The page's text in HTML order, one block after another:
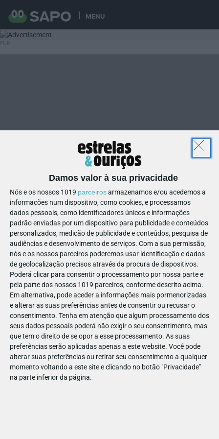
MENU
Damos valor à sua privacidade
Nós e os nossos 1019 parceirosarmazenamos e/ou acedemos a
informações num dispositivo, como cookies, e processamos
dados pessoais, como identificadores únicos e informações
padrão enviadas por um dispositivo para publicidade e conteúdos
personalizados, medição de publicidade e conteúdos, pesquisa de
audiências e desenvolvimento de serviços. Com a sua permissão,
nós e os nossos parceiros poderemos usar identificação e dados
de geolocalização precisos através da procura de dispositivos.
Poderá clicar para consentir o processamento por nossa parte e
pela parte dos nossos 1019 parceiros, conforme descrito acima.
Em alternativa, pode aceder a informações mais pormenorizadas
e alterar as suas preferências antes de consentir ou recusar o
consentimento. Tenha em atenção que algum processamento dos
seus dados pessoais poderá não exigir o seu consentimento, mas
que tem o direito de se opor a esse processamento. As suas
preferências serão aplicadas apenas a este website. Você pode
alterar suas preferências ou retirar seu consentimento a qualquer
momento voltando a este site e clicando no botão "Privacidade"
na parte inferior da página.
17
327161765641472